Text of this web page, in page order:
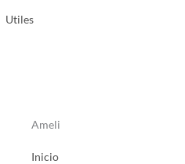
Utiles
Ameli
Inicio